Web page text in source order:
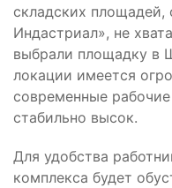
складских площадей,
Индастриал», не
выбрали площадку в
локации имеется
современные
стабильно высок.
Для удобства
комплекса будет